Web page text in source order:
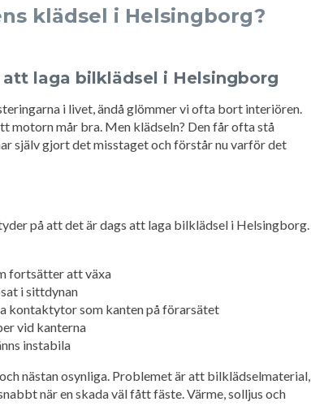
klädsel i Helsingborg?
laga bilklädsel i Helsingborg
i livet, ändå glömmer vi ofta bort interiören.
motorn mår bra. Men klädseln? Den får ofta stå
själv gjort det misstaget och förstår nu varför det
på att det är dags att laga bilklädsel i Helsingborg.
fortsätter att växa
i sittdynan
kontaktytor som kanten på förarsätet
vid kanterna
instabila
nästan osynliga. Problemet är att bilklädselmaterial,
när en skada väl fått fäste. Värme, solljus och